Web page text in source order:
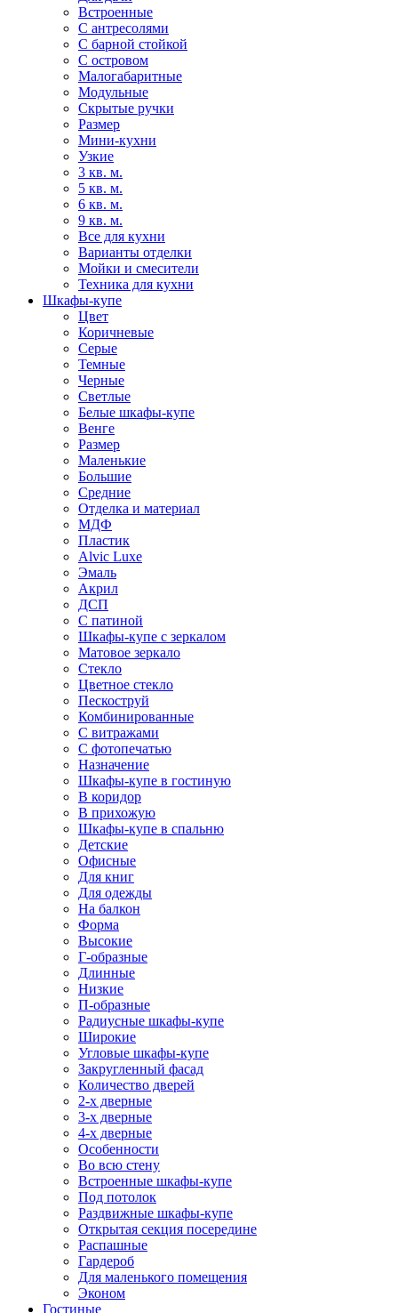
Встроенные
С антресолями
С барной стойкой
С островом
Малогабаритные
Модульные
Скрытые ручки
Размер
Мини-кухни
Узкие
3 кв. м.
5 кв. м.
6 кв. м.
9 кв. м.
Все для кухни
Варианты отделки
Мойки и смесители
Техника для кухни
Шкафы-купе
Цвет
Коричневые
Серые
Темные
Черные
Светлые
Белые шкафы-купе
Венге
Размер
Маленькие
Большие
Средние
Отделка и материал
МДФ
Пластик
Alvic Luxe
Эмаль
Акрил
ДСП
С патиной
Шкафы-купе с зеркалом
Матовое зеркало
Стекло
Цветное стекло
Пескоструй
Комбинированные
С витражами
С фотопечатью
Назначение
Шкафы-купе в гостиную
В коридор
В прихожую
Шкафы-купе в спальню
Детские
Офисные
Для книг
Для одежды
На балкон
Форма
Высокие
Г-образные
Длинные
Низкие
П-образные
Радиусные шкафы-купе
Широкие
Угловые шкафы-купе
Закругленный фасад
Количество дверей
2-х дверные
3-х дверные
4-х дверные
Особенности
Во всю стену
Встроенные шкафы-купе
Под потолок
Раздвижные шкафы-купе
Открытая секция посередине
Распашные
Гардероб
Для маленького помещения
Эконом
Гостиные